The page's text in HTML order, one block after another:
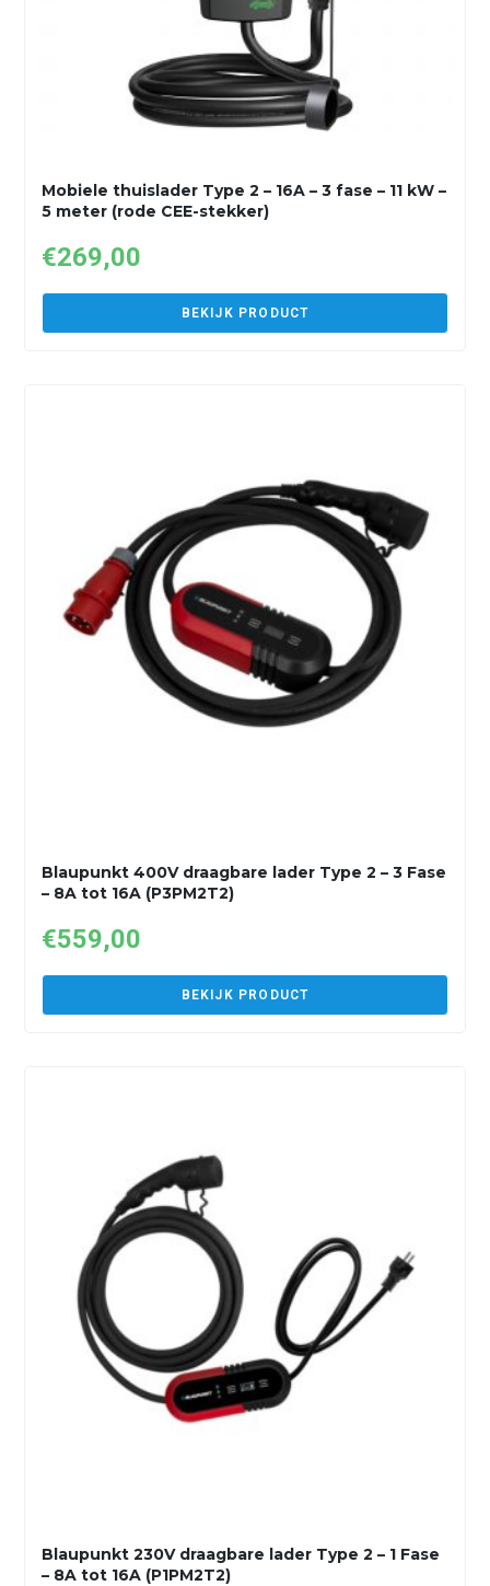
Mobiele thuislader Type 2 – 16A – 3 fase – 11 kW –
5 meter (rode CEE-stekker)
€269,00
BEKIJK PRODUCT
Blaupunkt 400V draagbare lader Type 2 – 3 Fase
– 8A tot 16A (P3PM2T2)
€559,00
BEKIJK PRODUCT
Blaupunkt 230V draagbare lader Type 2 – 1 Fase
– 8A tot 16A (P1PM2T2)